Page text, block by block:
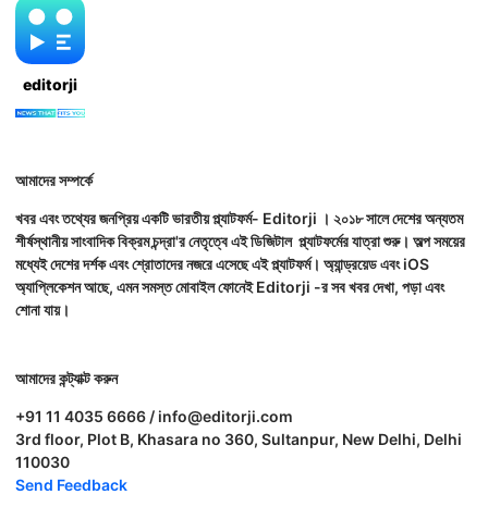
editorji
আমাদের সম্পর্কে
খবর এবং তথ্যের জনপ্রিয় একটি ভারতীয় প্ল্যাটফর্ম- Editorji । ২০১৮ সালে দেশের অন্যতম
শীর্ষস্থানীয় সাংবাদিক বিক্রম চন্দ্রা'র নেতৃত্বে এই ডিজিটাল প্ল্যাটফর্মের যাত্রা শুরু। অল্প সময়ের
মধ্যেই দেশের দর্শক এবং শ্রোতাদের নজরে এসেছে এই প্ল্যাটফর্ম। অ্যান্ড্রয়েড এবং iOS
অ্যাপ্লিকেশন আছে, এমন সমস্ত মোবাইল ফোনেই Editorji -র সব খবর দেখা, পড়া এবং
শোনা যায়।
আমাদের কন্ট্যাক্ট করুন
+91 11 4035 6666 / info@editorji.com
3rd floor, Plot B, Khasara no 360, Sultanpur, New Delhi, Delhi
110030
Send Feedback